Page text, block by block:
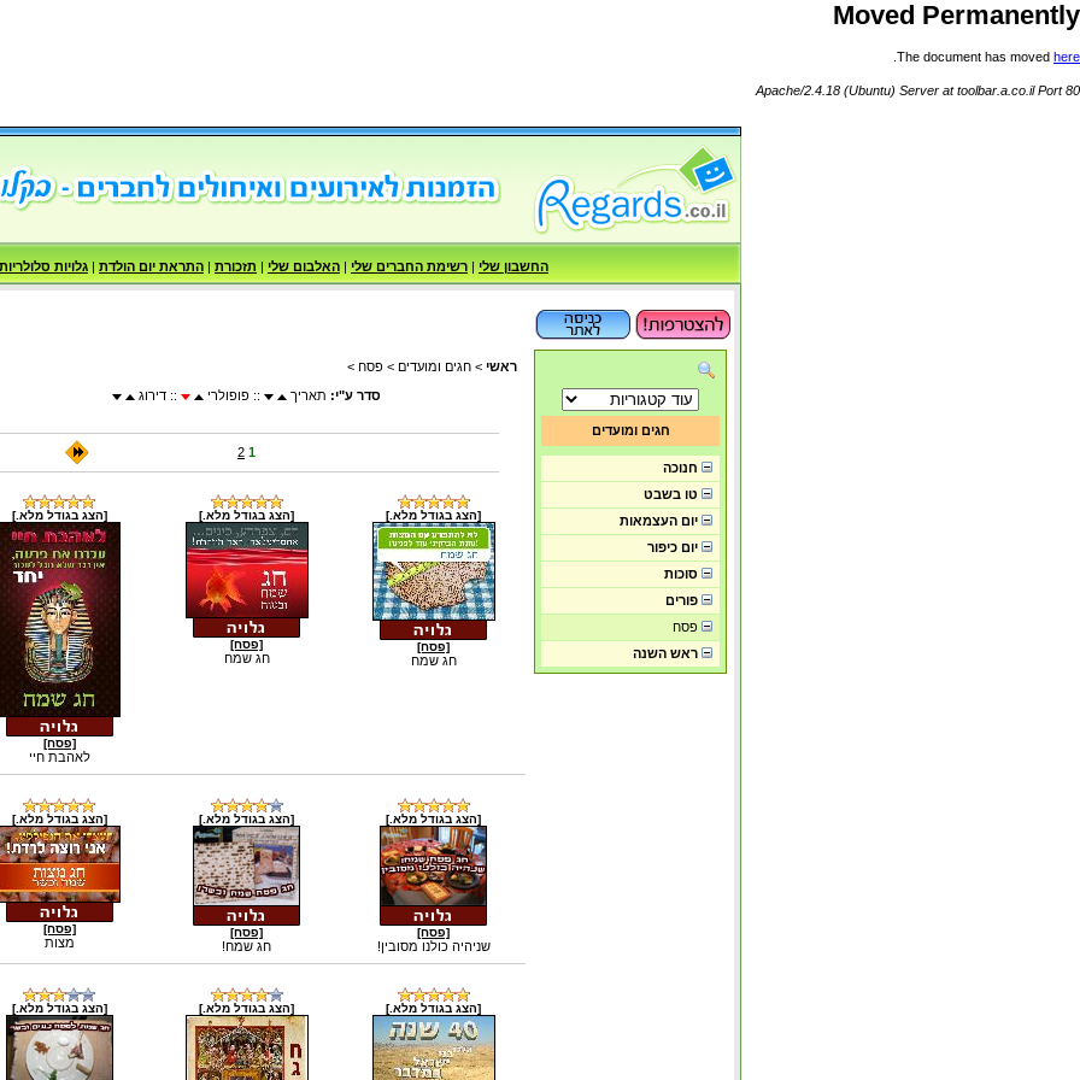
Moved Permanently
The document has moved here
Apache/2.4.18 (Ubuntu) Server at toolbar.a.co.il Port 80
החשבון שלי רשימת החברים שלי האלבום שלי תזכורת התראת יום הולדת גלויות סלולריות
חגים ומועדים
חנוכה
טו בשבט
יום העצמאות
יום כיפור
סוכות
פורים
פסח
ראש השנה
ראשי > חגים ומועדים > פסח >
סדר ע"י: תאריך :: פופולרי :: דירוג
1
2
[הצג בגודל מלא.]
[פסח]
חג שמח
[הצג בגודל מלא.]
[פסח]
חג שמח
[הצג בגודל מלא.]
[פסח]
לאהבת חיי
[הצג בגודל מלא.]
[פסח]
שניהיה כולנו מסובין!
[הצג בגודל מלא.]
[פסח]
חג שמח!
[הצג בגודל מלא.]
[פסח]
מצות
[הצג בגודל מלא.] [הצג בגודל מלא.] [הצג בגודל מלא.]